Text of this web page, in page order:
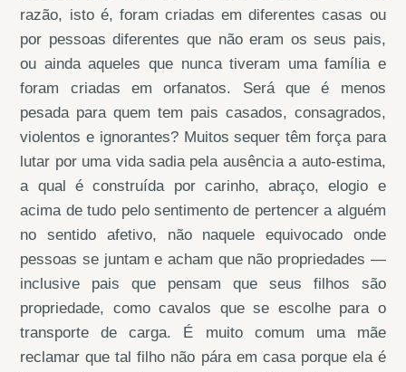
razão, isto é, foram criadas em diferentes casas ou
por pessoas diferentes que não eram os seus pais,
ou ainda aqueles que nunca tiveram uma família e
foram criadas em orfanatos. Será que é menos
pesada para quem tem pais casados, consagrados,
violentos e ignorantes? Muitos sequer têm força para
lutar por uma vida sadia pela ausência a auto-estima,
a qual é construída por carinho, abraço, elogio e
acima de tudo pelo sentimento de pertencer a alguém
no sentido afetivo, não naquele equivocado onde
pessoas se juntam e acham que não propriedades —
inclusive pais que pensam que seus filhos são
propriedade, como cavalos que se escolhe para o
transporte de carga. É muito comum uma mãe
reclamar que tal filho não pára em casa porque ela é